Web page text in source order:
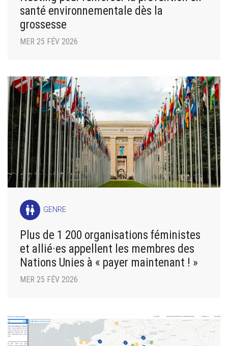
santé environnementale dès la
grossesse
MER 25 FÉV 2026
wc GENRE
Plus de 1 200 organisations féministes
et allié·es appellent les membres des
Nations Unies à « payer maintenant ! »
MER 25 FÉV 2026